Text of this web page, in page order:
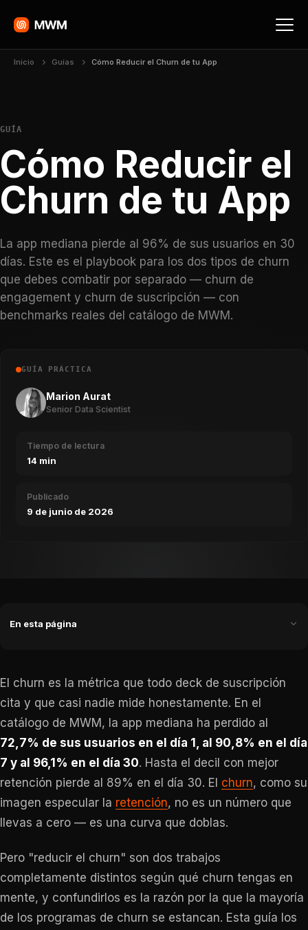
Inicio Guías Cómo Reducir el Churn de tu App
GUÍA
Cómo Reducir el
Churn de tu App
La app mediana pierde al 96% de sus usuarios en 30
días. Este es el playbook para los dos tipos de churn
que debes combatir por separado — churn de
engagement y churn de suscripción — con
benchmarks reales del catálogo de MWM.
GUÍA PRÁCTICA
Marion Aurat
Senior Data Scientist
Tiempo de lectura
14 min
Publicado
9 de junio de 2026
En esta página
El churn es la métrica que todo deck de suscripción
cita y que casi nadie mide honestamente. En el
catálogo de MWM, la app mediana ha perdido al
72,7% de sus usuarios en el día 1, al 90,8% en el día
7 y al 96,1% en el día 30. Hasta el decil con mejor
retención pierde al 89% en el día 30. El churn, como su
imagen especular la retención, no es un número que
llevas a cero — es una curva que doblas.
Pero "reducir el churn" son dos trabajos
completamente distintos según qué churn tengas en
mente, y confundirlos es la razón por la que la mayoría
de los programas de churn se estancan. Esta guía los